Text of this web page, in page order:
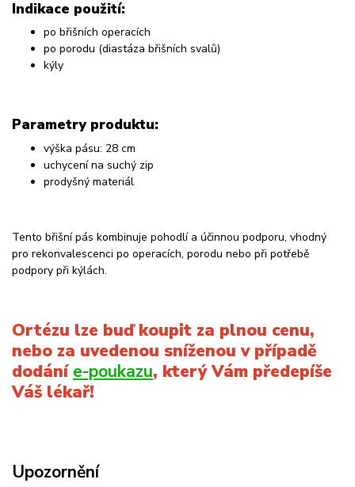
Indikace použití:
po břišních operacích
po porodu (diastáza břišních svalů)
kýly
Parametry produktu:
výška pásu: 28 cm
uchycení na suchý zip
prodyšný materiál
Tento břišní pás kombinuje pohodlí a účinnou podporu, vhodný
pro rekonvalescenci po operacích, porodu nebo při potřebě
podpory při kýlách.
Ortézu lze buď koupit za plnou cenu,
nebo za uvedenou sníženou v případě
dodání e-poukazu, který Vám předepíše
Váš lékař!
Upozornění